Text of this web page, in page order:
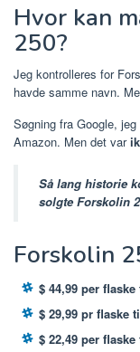
Hvor kan
250?
Jeg kontrolleres for
havde samme navn.
Søgning fra Google,
Amazon. Men det var
Så lang historie
solgte Forskolin
Forskolin
$ 44,99 per
$ 29,99 pr flaske
$ 22,49 per